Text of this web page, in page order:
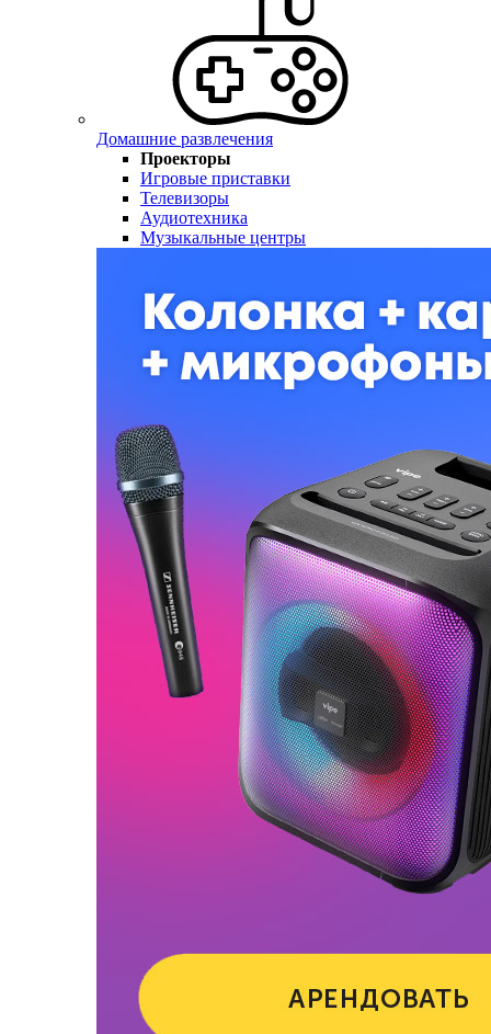
Домашние развлечения
Проекторы
Игровые приставки
Телевизоры
Аудиотехника
Музыкальные центры